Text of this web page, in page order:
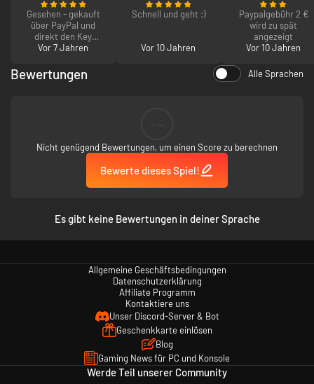
Gesehen - gekauft
über PayPal und
direkt den Key
bekommen.
Vor 7 Jahren
Schnell und geht :)
Vor 10 Jahren
Paypalgebühr 2 €
wird zu spät
angezeigt
Vor 10 Jahren
Bewertungen Alle Sprachen
Nicht genügend Bewertungen, um einen Score zu berechnen
Bewerte dieses Spiel!
Es gibt keine Bewertungen in deiner Sprache
Allgemeine Geschäftsbedingungen
Datenschutzerklärung
Affiliate Programm
Kontaktiere uns
Unser Discord-Server & Bot
Geschenkkarte einlösen
Blog
Gaming News für PC und Konsole
Werde Teil unserer Community